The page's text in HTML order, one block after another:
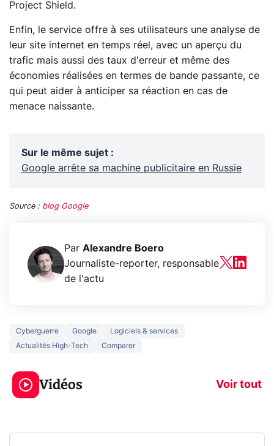
Project Shield.
Enfin, le service offre à ses utilisateurs une analyse de
leur site internet en temps réel, avec un aperçu du
trafic mais aussi des taux d'erreur et même des
économies réalisées en termes de bande passante, ce
qui peut aider à anticiper sa réaction en cas de
menace naissante.
Sur le même sujet :
Google arrête sa machine publicitaire en Russie
Source : blog Google
Par Alexandre Boero
Journaliste-reporter, responsable
de l'actu
Cyberguerre Google
Logiciels & services
Actualités High-Tech
Comparer
Vidéos Voir tout
3 écrans en 1 pour
319€ ? Voici L'AOC
CQ32G4ZA !
prochaine